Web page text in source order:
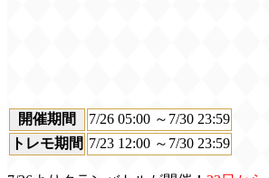
開催期間
7/26 05:00 ～7/30 23:59
トレモ期間 7/23 12:00 ～7/30 23:59